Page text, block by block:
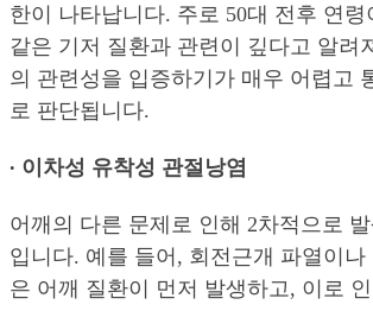
한이 나타납니다. 주로 50대 전후 연
같은 기저 질환과 관련이 깊다고 알려
의 관련성을 입증하기가 매우 어렵고
로 판단됩니다.
∙ 이차성 유착성 관절낭염
어깨의 다른 문제로 인해 2차적으로
입니다. 예를 들어, 회전근개 파열이
은 어깨 질환이 먼저 발생하고, 이로